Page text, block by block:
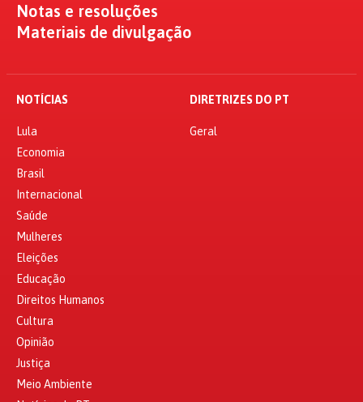
Notas e resoluções
Materiais de divulgação
NOTÍCIAS
Lula
Economia
Brasil
Internacional
Saúde
Mulheres
Eleições
Educação
Direitos Humanos
Cultura
Opinião
Justiça
Meio Ambiente
DIRETRIZES DO PT
Geral